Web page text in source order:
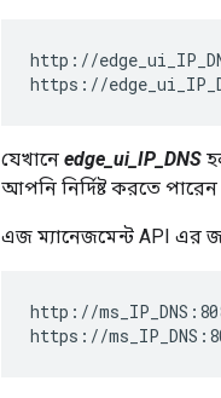
http://
https://
যেখানে edge_ui_IP_DNS
আপনি নির্দিষ্ট করতে
এজ ম্যানেজমেন্ট API এর
http://
https://